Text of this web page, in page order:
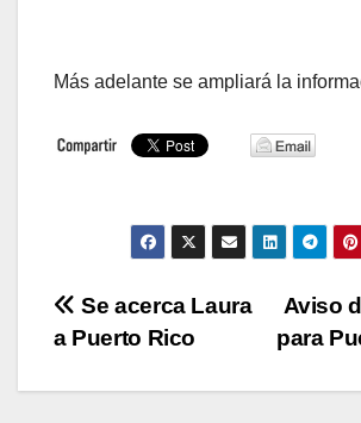
Más adelante se ampliará la
Navegación
Aviso
para
Se acerca Laura
a Puerto Rico